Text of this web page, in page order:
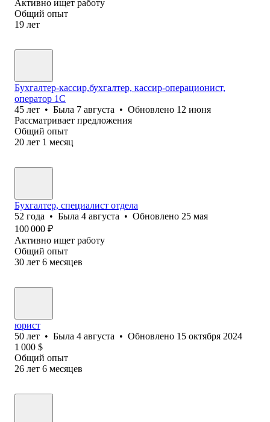
Активно ищет работу
Общий опыт
19 лет
Бухгалтер-кассир,бухгалтер, кассир-операционист,
оператор 1C
45 лет • Была 7 августа • Обновлено 12 июня
Рассматривает предложения
Общий опыт
20 лет 1 месяц
Бухгалтер, специалист отдела
52 года • Была 4 августа • Обновлено 25 мая
100 000 ₽
Активно ищет работу
Общий опыт
30 лет 6 месяцев
юрист
50 лет • Была 4 августа • Обновлено 15 октября 2024
1 000 $
Общий опыт
26 лет 6 месяцев